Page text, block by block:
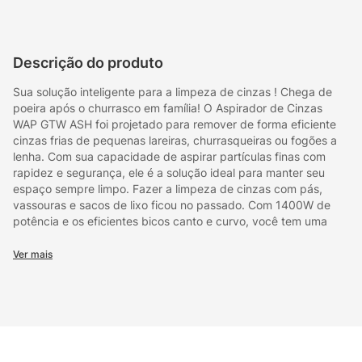
Descrição do produto
Sua solução inteligente para a limpeza de cinzas ! Chega de
poeira após o churrasco em família! O Aspirador de Cinzas
WAP GTW ASH foi projetado para remover de forma eficiente
cinzas frias de pequenas lareiras, churrasqueiras ou fogões a
lenha. Com sua capacidade de aspirar partículas finas com
rapidez e segurança, ele é a solução ideal para manter seu
espaço sempre limpo. Fazer a limpeza de cinzas com pás,
vassouras e sacos de lixo ficou no passado. Com 1400W de
potência e os eficientes bicos canto e curvo, você tem uma
mangueira com trama de aço de 1,2 metros, garante alto
Ver mais